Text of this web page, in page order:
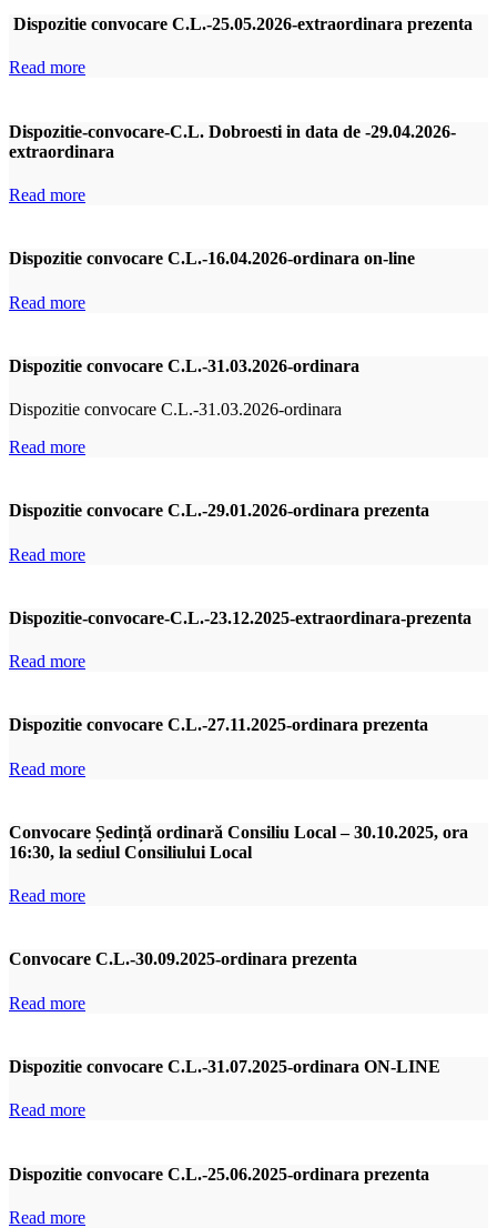
Dispozitie convocare C.L.-25.05.2026-extraordinara prezenta
Read more
Dispozitie-convocare-C.L. Dobroesti in data de -29.04.2026-
extraordinara
Read more
Dispozitie convocare C.L.-16.04.2026-ordinara on-line
Read more
Dispozitie convocare C.L.-31.03.2026-ordinara
Dispozitie convocare C.L.-31.03.2026-ordinara
Read more
Dispozitie convocare C.L.-29.01.2026-ordinara prezenta
Read more
Dispozitie-convocare-C.L.-23.12.2025-extraordinara-prezenta
Read more
Dispozitie convocare C.L.-27.11.2025-ordinara prezenta
Read more
Convocare Ședință ordinară Consiliu Local – 30.10.2025, ora
16:30, la sediul Consiliului Local
Read more
Convocare C.L.-30.09.2025-ordinara prezenta
Read more
Dispozitie convocare C.L.-31.07.2025-ordinara ON-LINE
Read more
Dispozitie convocare C.L.-25.06.2025-ordinara prezenta
Read more